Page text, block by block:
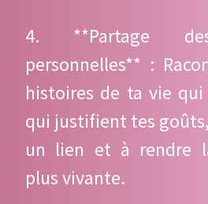
4. **Partage
personnelles** :
histoires de ta vie
qui justifient tes
un lien et à rendre
plus vivante.